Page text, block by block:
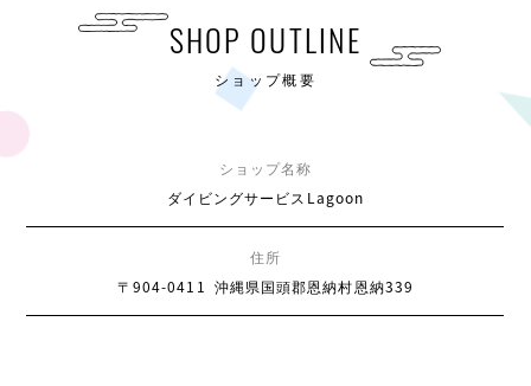
SHOP OUTLINE
ショップ概要
ショップ名称
ダイビングサービスLagoon
住所
〒904-0411 沖縄県国頭郡恩納村恩納339